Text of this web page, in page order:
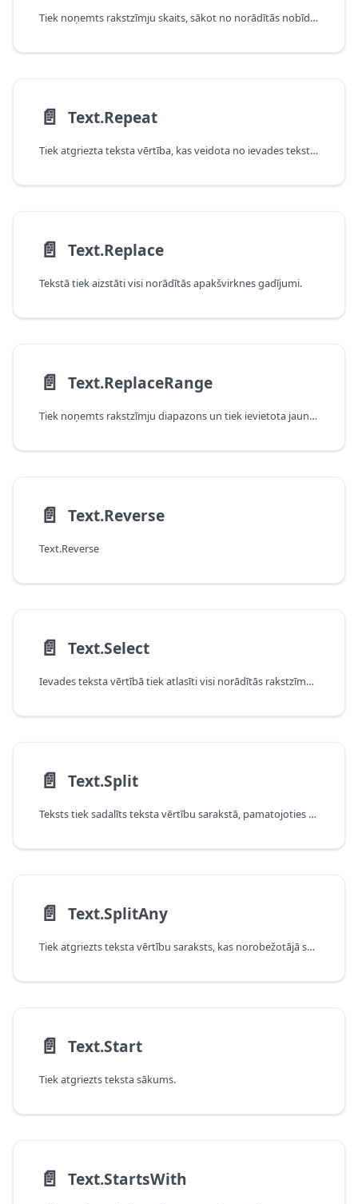
Tiek noņemts rakstzīmju skaits, sākot no norādītās nobīdes.
📄️ Text.Repeat
Tiek atgriezta teksta vērtība, kas veidota no ievades teksta, kas tiek atkārtots noteiktu reižu skaitu.
📄️ Text.Replace
Tekstā tiek aizstāti visi norādītās apakšvirknes gadījumi.
📄️ Text.ReplaceRange
Tiek noņemts rakstzīmju diapazons un tiek ievietota jauna vērtība norādītajā pozīcijā.
📄️ Text.Reverse
Text.Reverse
📄️ Text.Select
Ievades teksta vērtībā tiek atlasīti visi norādītās rakstzīmes vai rakstzīmju saraksta gadījumi.
📄️ Text.Split
Teksts tiek sadalīts teksta vērtību sarakstā, pamatojoties uz norādīto norobežotāju.
📄️ Text.SplitAny
Tiek atgriezts teksta vērtību saraksts, kas norobežotājā sadalīts jebkurā no rakstzīmēm.
📄️ Text.Start
Tiek atgriezts teksta sākums.
📄️ Text.StartsWith